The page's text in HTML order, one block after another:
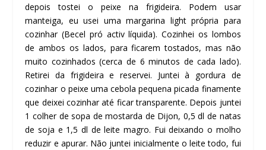
depois tostei o peixe na frigideira. Podem usar
manteiga, eu usei uma margarina lightprópria para
cozinhar (Becel pró activ líquida). Cozinhei os lombos
de ambos os lados, para ficarem tostados, mas não
muito cozinhados (cerca de 6 minutos de cada lado).
Retirei da frigideira e reservei. Juntei à gordura de
cozinhar o peixe uma cebola pequena picada finamente
que deixei cozinhar até ficar transparente. Depois juntei
1 colher de sopa de mostarda de Dijon, 0,5 dl de natas
de soja e 1,5 dl de leite magro. Fui deixando o molho
reduzir e apurar. Não juntei inicialmente o leite todo, fui